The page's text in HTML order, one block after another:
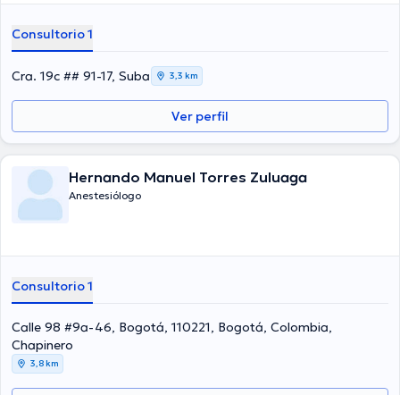
Consultorio 1
Cra. 19c ## 91-17, Suba 3,3 km
Ver perfil
Hernando Manuel Torres Zuluaga
Anestesiólogo
Consultorio 1
Calle 98 #9a-46, Bogotá, 110221, Bogotá, Colombia,
Chapinero
3,8 km